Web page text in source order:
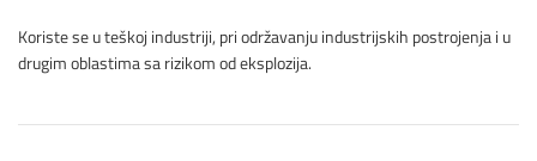
Koriste se u teškoj industriji, pri održavanju industrijskih postrojenja i u
drugim oblastima sa rizikom od eksplozija.